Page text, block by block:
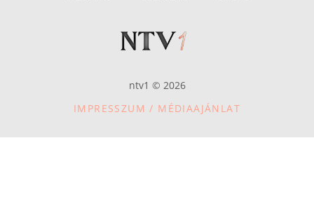
ntv1 © 2026
IMPRESSZUM / MÉDIAAJÁNLAT